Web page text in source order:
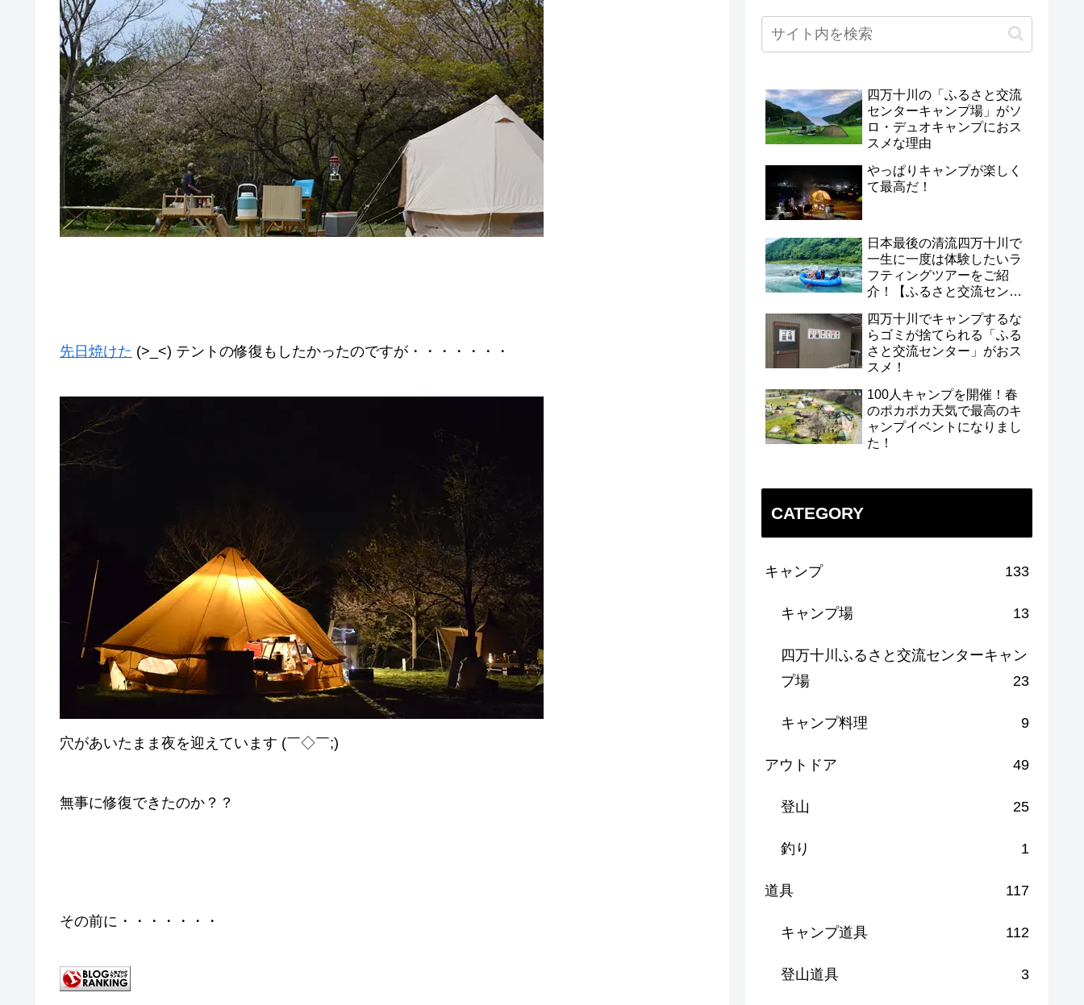
先日焼けた (>_<) テントの修復もしたかったのですが・・・・・・・
穴があいたまま夜を迎えています (￣◇￣;)
無事に修復できたのか？？
その前に・・・・・・・
四万十川の「ふるさと交流
センターキャンプ場」がソ
ロ・デュオキャンプにおス
スメな理由
やっぱりキャンプが楽しく
て最高だ！
日本最後の清流四万十川で
一生に一度は体験したいラ
フティングツアーをご紹
介！【ふるさと交流センタ
四万十川でキャンプするな
らゴミが捨てられる「ふる
さと交流センター」がおス
スメ！
100人キャンプを開催！春
のポカポカ天気で最高のキ
ャンプイベントになりまし
た！
CATEGORY
キャンプ 133
キャンプ場 13
四万十川ふるさと交流センターキャン
プ場
23
キャンプ料理 9
アウトドア 49
登山 25
釣り 1
道具 117
キャンプ道具 112
登山道具 3